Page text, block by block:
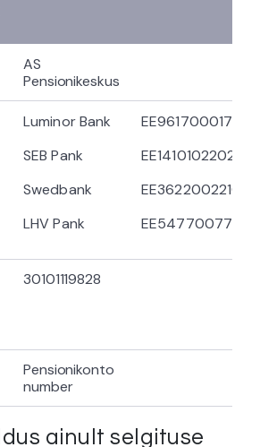
AS
Pensionikeskus
Luminor Bank
SEB Pank
Swedbank
LHV Pank
30101119828
Pensionikonto
number
ainult selgituse